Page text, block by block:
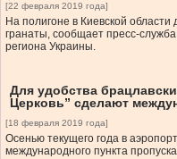
[22 февраля 2019 года]
На полигоне в Киевской
гранаты, сообщает пресс-
региона Украины.
Для удобства
Церковь” сделают
[18 февраля 2019 года]
Осенью текущего года в
международного пункта пропуска